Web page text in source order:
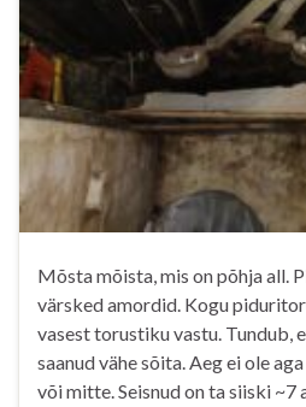
Mõsta mõista, mis on põhja all.
värsked amordid. Kogu
vasest torustiku vastu. Tundub,
saanud vähe sõita. Aeg ei ole
või mitte. Seisnud on ta siiski ~7